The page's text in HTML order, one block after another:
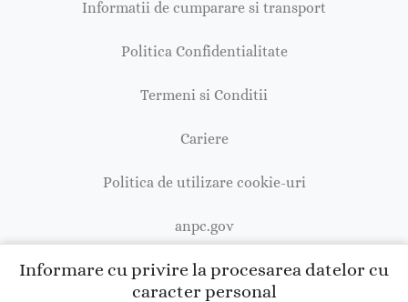
Informare cu privire la procesarea datelor cu
caracter personal
Informatii de cumparare si transport
Politica Confidentialitate
Termeni si Conditii
Cariere
Politica de utilizare cookie-uri
anpc.gov